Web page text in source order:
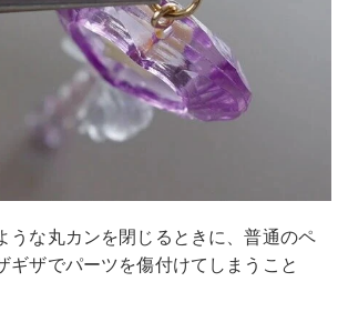
うな丸カンを閉じるときに、普通のペ
ギザでパーツを傷付けてしまうこと